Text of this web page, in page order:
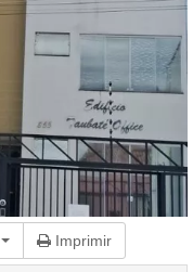
Imprimir